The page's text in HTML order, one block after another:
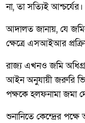
না, তা সত্যিই আশ্চর্যের।
আদালত জানায়, যে
ক্ষেত্রে এসআইআর
রাজ্য এখনও জমি
আইন অনুযায়ী জরুরি
পক্ষকে হলফনামা জমা
শুনানিতে কেন্দ্রের